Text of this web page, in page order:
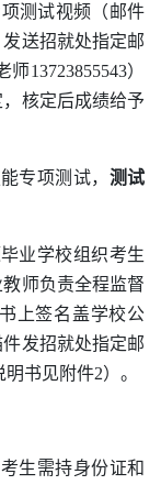
测试视频（邮件
送招就处指定邮
13723855543）
核定后成绩给予
专项测试， 测试
业学校组织考生
教师负责全程监督
上签名盖学校公
发招就处指定邮
明书见附件2）。
生需持身份证和